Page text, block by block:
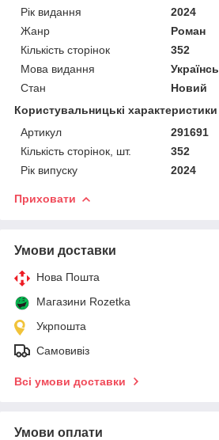
Рік видання
2024
Жанр
Роман
Кількість сторінок
352
Мова видання
Стан
Новий
Користувальницькі характеристики
Артикул
291691
Кількість сторінок, шт.
352
Рік випуску
2024
Приховати
Умови доставки
Нова Пошта
Магазини Rozetka
Укрпошта
Самовивіз
Всі умови доставки
Умови оплати